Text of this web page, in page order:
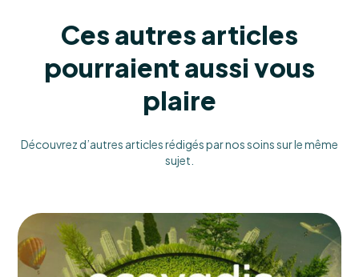
Ces autres articles
pourraient aussi vous
plaire
Découvrez d’autres articles rédigés par nos soins sur le même
sujet.